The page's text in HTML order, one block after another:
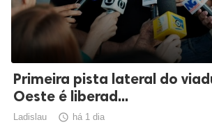
Primeira pista lateral do
Oeste é liberad...
Ladislau  há 1 dia